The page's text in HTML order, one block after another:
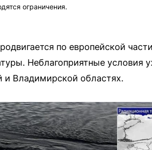
ограничения.
по европейской
Неблагоприятные условия
и Владимирской областях.